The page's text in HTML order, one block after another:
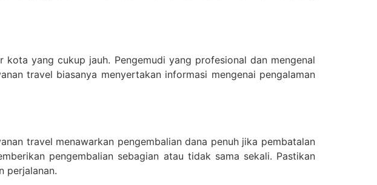
yang cukup jauh. Pengemudi yang profesional dan mengenal
travel biasanya menyertakan informasi mengenai pengalaman
travel menawarkan pengembalian dana penuh jika pembatalan
pengembalian sebagian atau tidak sama sekali. Pastikan
perjalanan.